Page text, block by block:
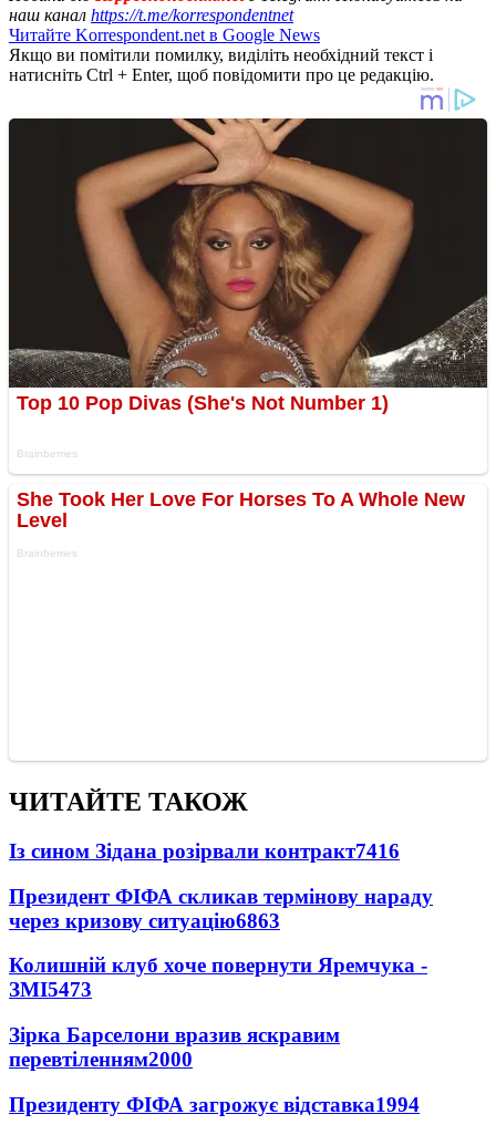
наш канал https://t.me/korrespondentnet
Читайте Korrespondent.net в Google News
Якщо ви помітили помилку, виділіть необхідний текст і
натисніть Ctrl + Enter, щоб повідомити про це редакцію.
ЧИТАЙТЕ ТАКОЖ
Із сином Зідана розірвали контракт7416
Президент ФІФА скликав термінову нараду
через кризову ситуацію6863
Колишній клуб хоче повернути Яремчука -
ЗМІ5473
Зірка Барселони вразив яскравим
перевтіленням2000
Президенту ФІФА загрожує відставка1994